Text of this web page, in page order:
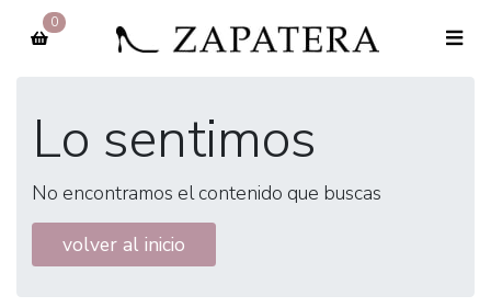
0
Lo sentimos
No encontramos el contenido que buscas
volver al inicio